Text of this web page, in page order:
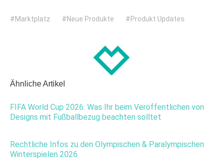
Marktplatz Neue Produkte Produkt Updates
Ähnliche Artikel
FIFA World Cup 2026: Was Ihr beim Veröffentlichen von
Designs mit Fußballbezug beachten solltet
Rechtliche Infos zu den Olympischen & Paralympischen
Winterspielen 2026